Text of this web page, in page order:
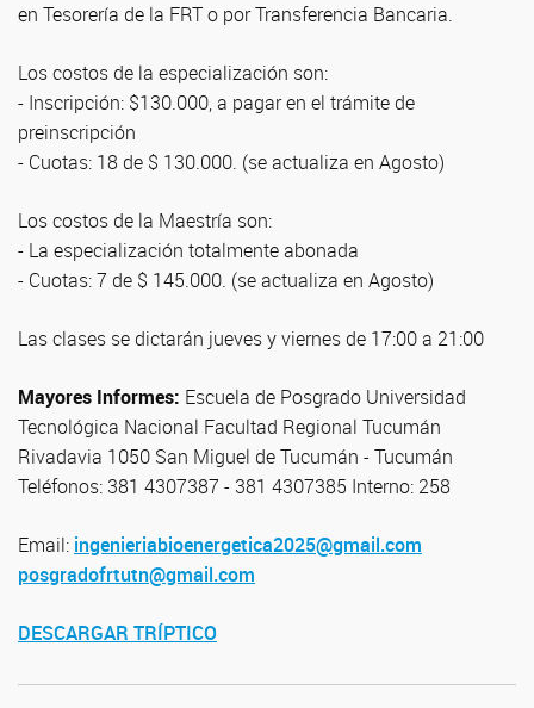
en Tesorería de la FRT o por Transferencia Bancaria.
Los costos de la especialización son:
- Inscripción: $130.000, a pagar en el trámite de
preinscripción
- Cuotas: 18 de $ 130.000. (se actualiza en Agosto)
Los costos de la Maestría son:
- La especialización totalmente abonada
- Cuotas: 7 de $ 145.000. (se actualiza en Agosto)
Las clases se dictarán jueves y viernes de 17:00 a 21:00
Mayores Informes: Escuela de Posgrado Universidad
Tecnológica Nacional Facultad Regional Tucumán
Rivadavia 1050 San Miguel de Tucumán - Tucumán
Teléfonos: 381 4307387 - 381 4307385 Interno: 258
Email: ingenieriabioenergetica2025@gmail.com
posgradofrtutn@gmail.com
DESCARGAR TRÍPTICO